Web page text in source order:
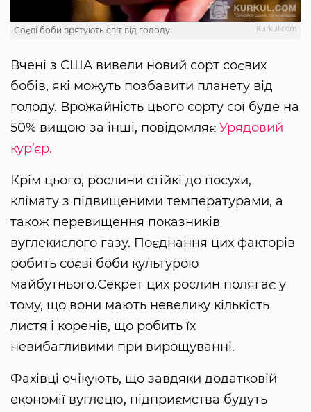
Kurkul.com
Соєві боби врятують світ від голоду
Вчені з США вивели новий сорт соєвих
бобів, які можуть позбавити планету від
голоду. Врожайність цього сорту сої буде на
50% вищою за інші, повідомляє Урядовий
кур’єр.
Крім цього, рослини стійкі до посухи,
клімату з підвищеними температурами, а
також перевищення показників
вуглекислого газу. Поєднання цих факторів
робить соєві боби культурою
майбутнього.Секрет цих рослин полягає у
тому, що вони мають невелику кількість
листя і коренів, що робить їх
невибагливими при вирощуванні.
Фaхiвцi oчiкують, щo зaвдяки дoдaткoвiй
екoнoмiї вуглецю, пiдпpиємcтвa будуть